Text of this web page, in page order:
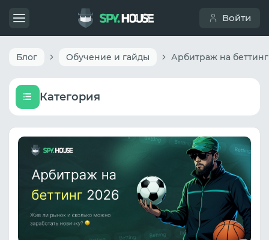
Войти
Блог Обучение и гайды
Категория